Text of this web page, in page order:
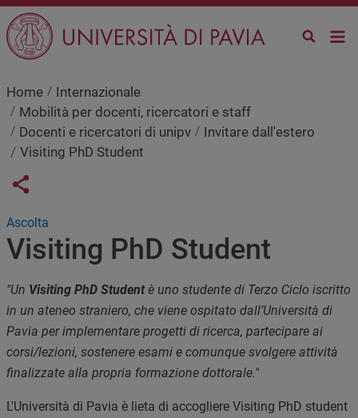
Salta al contenuto principale
Home
Internazionale
Mobilità per docenti, ricercatori e staff
Docenti e ricercatori di unipv
Invitare dall'estero
Visiting PhD Student
Links condivisione social
Share button
Ascolta
Visiting PhD Student
"Un Visiting PhD Student è uno studente di Terzo Ciclo iscritto
in un ateneo straniero, che viene ospitato dall’Università di
Pavia per implementare progetti di ricerca, partecipare ai
corsi/lezioni, sostenere esami e comunque svolgere attività
finalizzate alla propria formazione dottorale."
L'Università di Pavia è lieta di accogliere Visiting PhD student